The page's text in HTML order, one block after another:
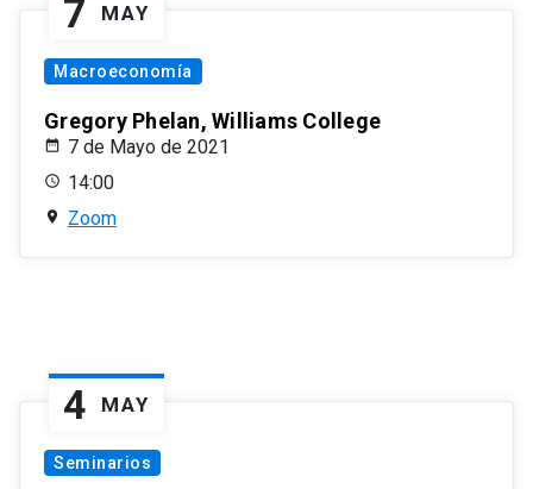
7 MAY
Macroeconomía
Gregory Phelan, Williams College
7 de Mayo de 2021
14:00
Zoom
4 MAY
Seminarios